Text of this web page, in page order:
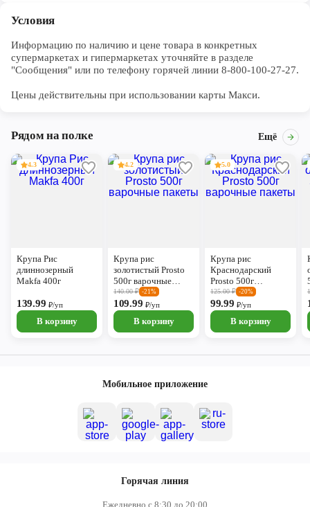
Условия
Информацию по наличию и цене товара в конкретных
супермаркетах и гипермаркетах уточняйте в разделе
"Сообщения" или по телефону горячей линии 8-800-100-27-27.
Цены действительны при использовании карты Макси.
Рядом на полке Ещё
4.3
Крупа Рис
длиннозерный
Makfa 400г
139.99 ₽/уп
В корзину
4.2
Крупа рис
золотистый Prosto
500г варочные
пакеты
140.00₽ -21%
109.99 ₽/уп
В корзину
5.0
Крупа рис
Краснодарский
Prosto 500г
варочные пакеты
125.00₽ -20%
99.99₽/уп
В корзину
Мобильное приложение
Горячая линия
Ежедневно с 8:30 до 20:00